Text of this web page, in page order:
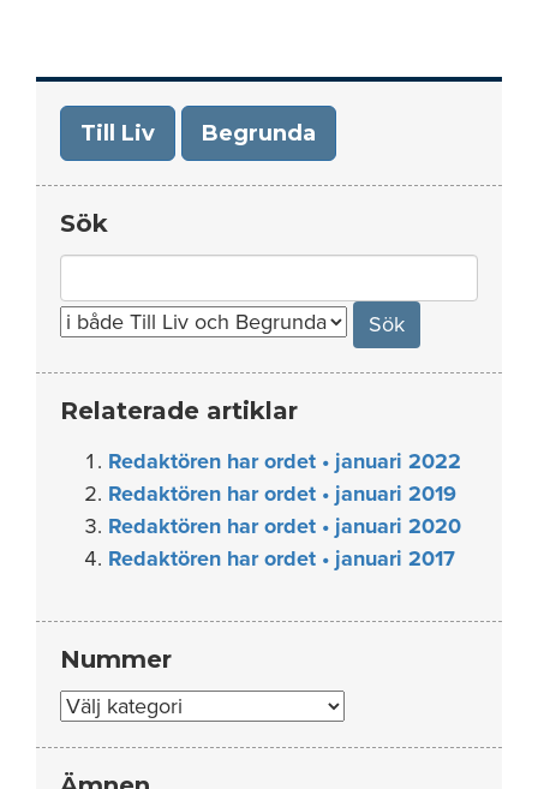
Till Liv Begrunda
Sök
for:
Relaterade artiklar
Redaktören har ordet • januari 2022
Redaktören har ordet • januari 2019
Redaktören har ordet • januari 2020
Redaktören har ordet • januari 2017
Nummer
Nummer